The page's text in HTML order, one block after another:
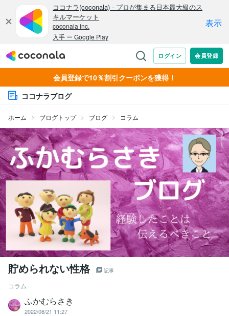
会員登録で10％割引クーポンを獲得！
ココナラブログ
ホーム ブログトップ ブログ コラム
貯められない性格 記事
コラム
ふかむらさき
2022/08/21 11:27